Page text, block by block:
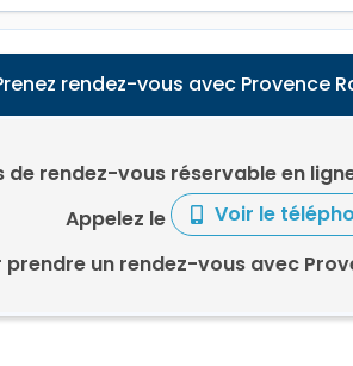
rendez-vous avec Provence
de rendez-vous réservable en
Appelez le
Voir le
prendre un rendez-vous avec